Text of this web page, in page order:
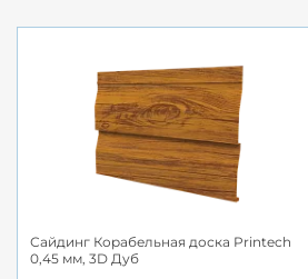
Сайдинг Корабельная доска Printech
0,45 мм, 3D Дуб